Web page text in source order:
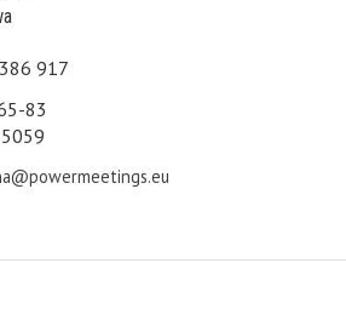
917
83